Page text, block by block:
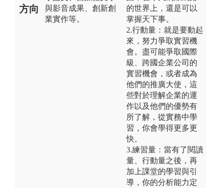
方向
與影音成果、創新創
業實作等。
的世界上，還是可以
掌握天下事。
2.行動量：就是要動起
來，努力爭取實習機
會。盡可能爭取國際
級、跨國企業公司的
實習機會，或者成為
他們的推廣大使，這
些對於理解企業的運
作以及他們的優勢有
所了解，從實務中學
習，你會學得更多更
快。
3.練習量：當有了閱讀
量、行動量之後，再
加上課堂的學習與引
導，你的分析能力定